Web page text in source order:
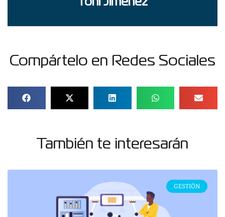
Toni Jiménez
Compártelo en Redes Sociales
También te interesarán
GESTIÓN